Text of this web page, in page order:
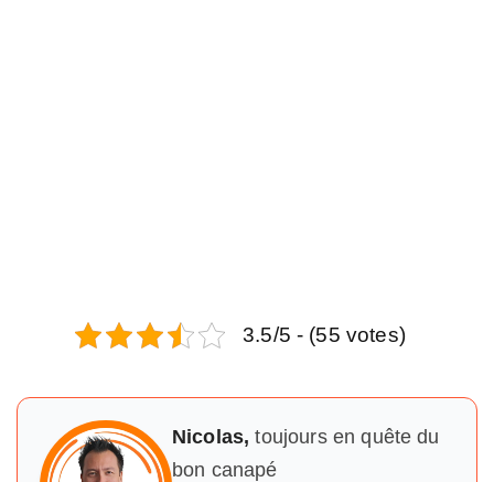
3.5/5 - (55 votes)
Nicolas,toujours en quête du
bon canapé